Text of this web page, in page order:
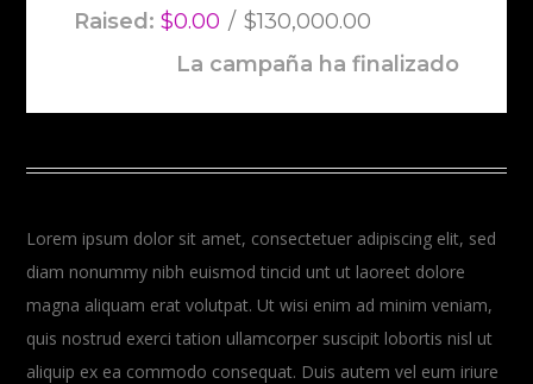
Raised:$0.00
$130,000.00
La campaña ha finalizado
Lorem ipsum dolor sit amet, consectetuer adipiscing elit, sed
diam nonummy nibh euismod tincid unt ut laoreet dolore
magna aliquam erat volutpat. Ut wisi enim ad minim veniam,
quis nostrud exerci tation ullamcorper suscipit lobortis nisl ut
aliquip ex ea commodo consequat. Duis autem vel eum iriure